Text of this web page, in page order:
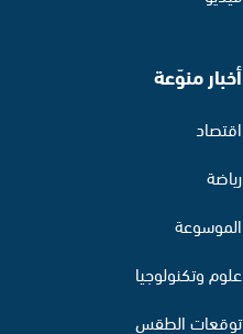
أخبار منوّعة
اقتصاد
رياضة
الموسوعة
علوم وتكنولوجيا
توقعات الطقس